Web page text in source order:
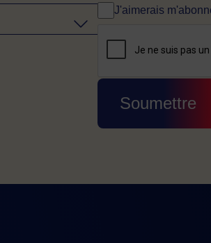
J'aimerais
CAPTCHA
Cette question
Soumettre